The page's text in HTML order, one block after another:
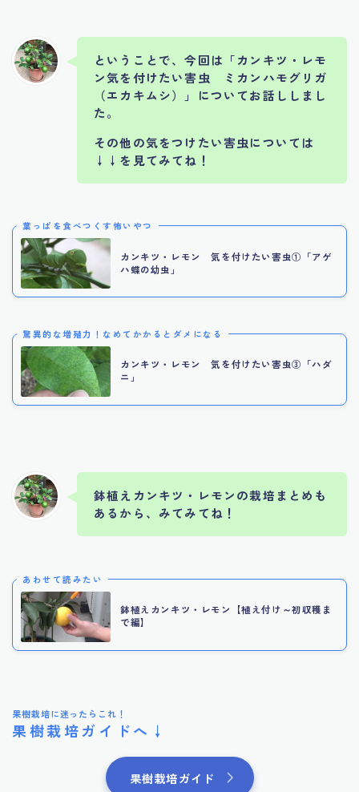
ということで、今回は「カンキツ・レモ
ン気を付けたい害虫 ミカンハモグリガ
（エカキムシ）」についてお話ししまし
た。
その他の気をつけたい害虫については
↓↓を見てみてね！
葉っぱを食べつくす怖いやつ
カンキツ・レモン 気を付けたい害虫①「アゲ
ハ蝶の幼虫」
驚異的な増殖力！なめてかかるとダメになる
カンキツ・レモン 気を付けたい害虫③「ハダ
ニ」
鉢植えカンキツ・レモンの栽培まとめも
あるから、みてみてね！
あわせて読みたい
鉢植えカンキツ・レモン【植え付け～初収穫ま
で編】
果樹栽培に迷ったらこれ！
果樹栽培ガイドへ↓
果樹栽培ガイド